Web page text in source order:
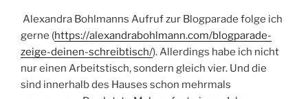
Alexandra Bohlmanns Aufruf zur Blogparade folge ich
gerne (https://alexandrabohlmann.com/blogparade-
zeige-deinen-schreibtisch/). Allerdings habe ich nicht
nur einen Arbeitstisch, sondern gleich vier. Und die
sind innerhalb des Hauses schon mehrmals